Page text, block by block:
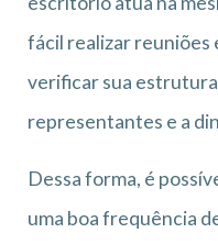
fácil realizar reuniões
verificar sua
representantes e a
Dessa forma, é
uma boa frequência